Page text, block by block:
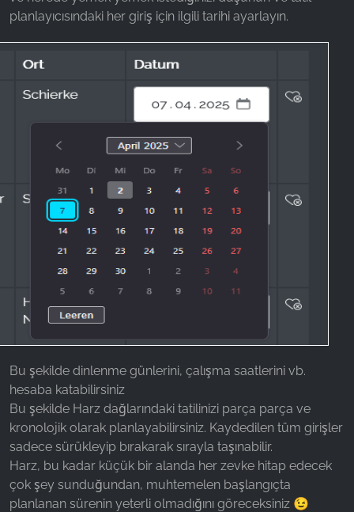
planlayıcısındaki her giriş için ilgili tarihi ayarlayın.
Bu şekilde dinlenme günlerini, çalışma saatlerini vb.
hesaba katabilirsiniz
Bu şekilde Harz dağlarındaki tatilinizi parça parça ve
kronolojik olarak planlayabilirsiniz. Kaydedilen tüm girişler
sadece sürükleyip bırakarak sırayla taşınabilir.
Harz, bu kadar küçük bir alanda her zevke hitap edecek
çok şey sunduğundan, muhtemelen başlangıçta
planlanan sürenin yeterli olmadığını göreceksiniz 😉
Bunu, web siteleri arasında ziyaretçileri izleyerek
_fbp, fr, _fbq, fbq
Provider:
Facebook Ireland Ltd.
Purpose:
Reklam ölçümü ve pazarlaması
Cookie duration:
İSTATISTIKLER
İstatistik Çerezleri anonim olarak bilgi toplar. Bu
bilgiler, ziyaretçilerimizin web sitemizi nasıl
kullandığını anlamamıza yardımcı olur.
Google Analytics
Name:
_ga, _gid, _gac_gb_
Provider: